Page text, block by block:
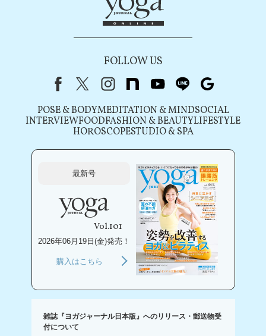
FOLLOW US
FacebookX（旧Twitter）
instagram
note youtubeline
POSE & BODYMEDITATION & MINDSOCIAL
INTERVIEWFOODFASHION & BEAUTYLIFESTYLE
HOROSCOPESTUDIO & SPA
最新号
Vol.101
2026年06月19日(金)発売！
購入はこちら
雑誌『ヨガジャーナル日本版』へのリリース・郵送物受
付について